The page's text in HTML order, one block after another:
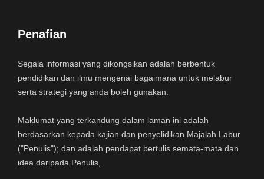
Penafian
Segala informasi yang dikongsikan adalah berbentuk
pendidikan dan ilmu mengenai bagaimana untuk melabur
serta strategi yang anda boleh gunakan.
Maklumat yang terkandung dalam laman ini adalah
berdasarkan kepada kajian dan penyelidikan Majalah Labur
("Penulis"); dan adalah pendapat bertulis semata-mata dan
idea daripada Penulis,